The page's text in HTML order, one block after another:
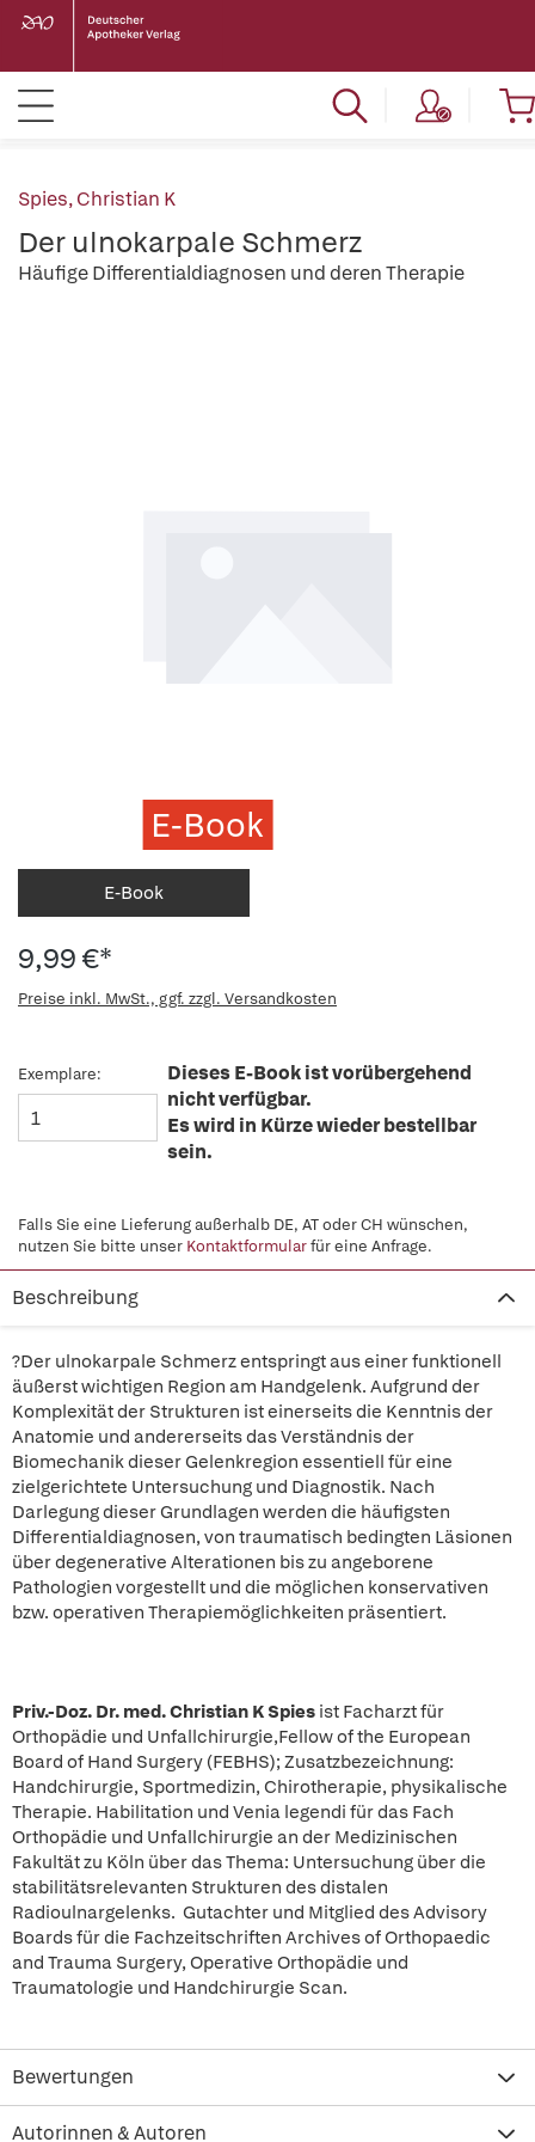
Spies, Christian K
Der ulnokarpale Schmerz
Häufige Differentialdiagnosen und deren Therapie
E-Book
E-Book
9,99 €*
Preise inkl. MwSt., ggf. zzgl. Versandkosten
Exemplare:
Dieses E-Book ist vorübergehend
nicht verfügbar.
Es wird in Kürze wieder bestellbar
sein.
Falls Sie eine Lieferung außerhalb DE, AT oder CH wünschen,
nutzen Sie bitte unser Kontaktformularfür eine Anfrage.
Beschreibung
?Der ulnokarpale Schmerz entspringt aus einer funktionell
äußerst wichtigen Region am Handgelenk. Aufgrund der
Komplexität der Strukturen ist einerseits die Kenntnis der
Anatomie und andererseits das Verständnis der
Biomechanik dieser Gelenkregion essentiell für eine
zielgerichtete Untersuchung und Diagnostik. Nach
Darlegung dieser Grundlagen werden die häufigsten
Differentialdiagnosen, von traumatisch bedingten Läsionen
über degenerative Alterationen bis zu angeborene
Pathologien vorgestellt und die möglichen konservativen
bzw. operativen Therapiemöglichkeiten präsentiert.
Priv.-Doz. Dr. med. Christian K Spies ist Facharzt für
Orthopädie und Unfallchirurgie,Fellow of the European
Board of Hand Surgery (FEBHS); Zusatzbezeichnung:
Handchirurgie, Sportmedizin, Chirotherapie, physikalische
Therapie. Habilitation und Venia legendi für das Fach
Orthopädie und Unfallchirurgie an der Medizinischen
Fakultät zu Köln über das Thema: Untersuchung über die
stabilitätsrelevanten Strukturen des distalen
Radioulnargelenks. Gutachter und Mitglied des Advisory
Boards für die Fachzeitschriften Archives of Orthopaedic
and Trauma Surgery, Operative Orthopädie und
Traumatologie und Handchirurgie Scan.
Bewertungen
Autorinnen & Autoren